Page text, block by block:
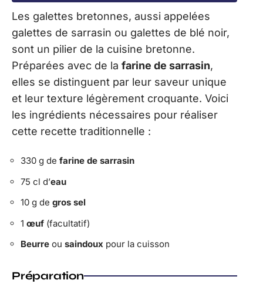
Les galettes bretonnes, aussi appelées
galettes de sarrasin ou galettes de blé noir,
sont un pilier de la cuisine bretonne.
Préparées avec de la farine de sarrasin,
elles se distinguent par leur saveur unique
et leur texture légèrement croquante. Voici
les ingrédients nécessaires pour réaliser
cette recette traditionnelle :
330 g de farine de sarrasin
75 cl d’eau
10 g de gros sel
1 œuf (facultatif)
Beurre ou saindoux pour la cuisson
Préparation